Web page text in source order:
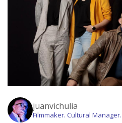
juanvichulia
Filmmaker. Cultural